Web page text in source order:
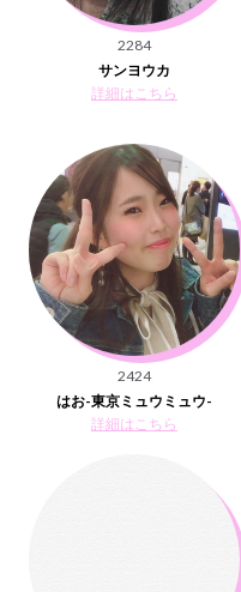
2284
サンヨウカ
詳細はこちら
2424
はお-東京ミュウミュウ-
詳細はこちら